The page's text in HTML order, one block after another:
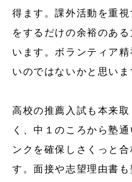
得ます。課外活動を重
をするだけの余裕のあ
います。ボランティア
いのではないかと思いま
高校の推薦入試も本来
く、中１のころから塾
ンクを確保しさくっと
す。面接や志望理由書